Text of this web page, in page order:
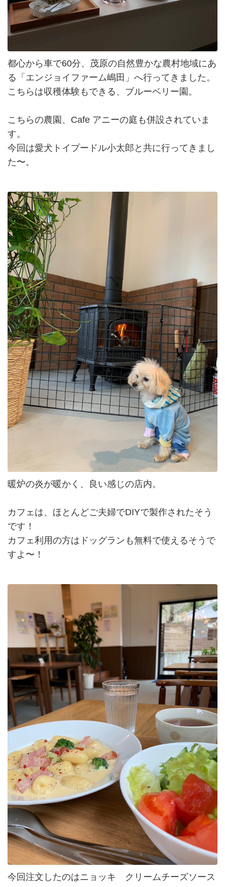
都心から車で60分、茂原の自然豊かな農村地域にあ
る「エンジョイファーム嶋田」へ行ってきました。
こちらは収穫体験もできる、ブルーベリー園。
こちらの農園、Cafe アニーの庭も併設されていま
す。
今回は愛犬トイプードル小太郎と共に行ってきまし
た〜。
暖炉の炎が暖かく、良い感じの店内。
カフェは、ほとんどご夫婦でDIYで製作されたそう
です！
カフェ利用の方はドッグランも無料で使えるそうで
すよ〜！
今回注文したのはニョッキ クリームチーズソース